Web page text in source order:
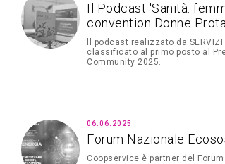
Il Podcast 'Sanità:
convention Donne
ll podcast realizzato da
classificato al primo posto al
Community 2025.
06.06.2025
Forum Nazionale
Coopservice è partner del